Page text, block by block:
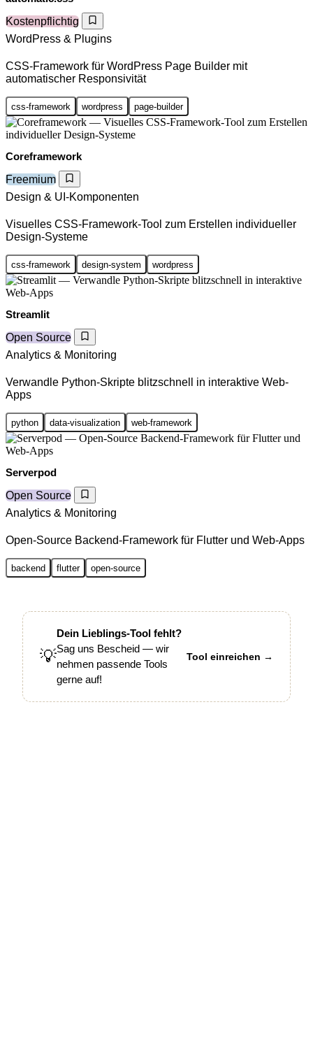
Kostenpflichtig
WordPress & Plugins
CSS-Framework für WordPress Page Builder mit
automatischer Responsivität
css-framework wordpress page-builder
Coreframework
Freemium
Design & UI-Komponenten
Visuelles CSS-Framework-Tool zum Erstellen individueller
Design-Systeme
css-framework design-system wordpress
Streamlit
Open Source
Analytics & Monitoring
Verwandle Python-Skripte blitzschnell in interaktive Web-
Apps
python data-visualization web-framework
Serverpod
Open Source
Analytics & Monitoring
Open-Source Backend-Framework für Flutter und Web-Apps
backend flutter open-source
💡
Dein Lieblings-Tool fehlt?
Sag uns Bescheid — wir
nehmen passende Tools
gerne auf!
Tool einreichen →